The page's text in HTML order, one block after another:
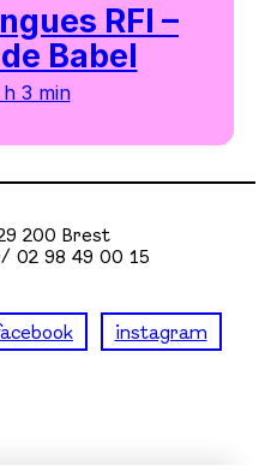
RFI –
Babel
h 3 min
200 Brest
02 98 49 00 15
instagram